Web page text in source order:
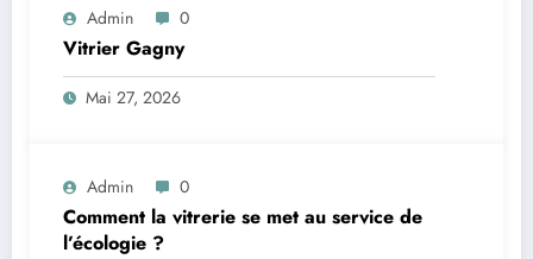
Admin 0
Vitrier Gagny
Mai 27, 2026
Admin 0
Comment la vitrerie se met au service de
l’écologie ?